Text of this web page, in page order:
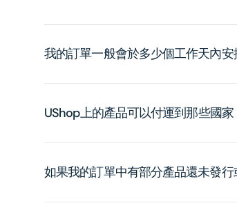
我的訂單一般會於多少個工作天內安
UShop上的產品可以付運到那些國
如果我的訂單中有部分產品還未發